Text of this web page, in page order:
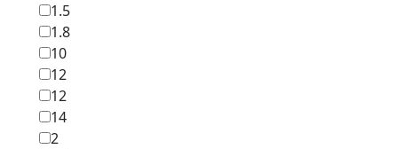
1.5
1.8
10
12
12
14
2